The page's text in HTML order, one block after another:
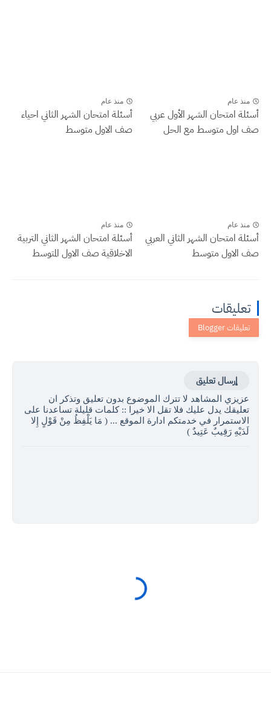
منذ عام
أسئلة امتحان الشهر الأول عربي
صف اول متوسط مع الحل
منذ عام
أسئلة امتحان الشهر الثاني احياء
صف الاول متوسط
منذ عام
أسئلة امتحان الشهر الثاني العربي
صف الاول متوسط
منذ عام
أسئلة امتحان الشهر الثاني التربية
الاخلاقية صف الاول المتوسط
تعليقات
إرسال تعليق
عزيزي المشاهد لا تترك الموضوع بدون تعليق وتذكر ان
تعليقك يدل عليك فلا تقل الا خيرا :: كلمات قليلة تساعدنا على
الاستمرار في خدمتكم ادارة الموقع ... ( مَا يَلْفِظُ مِنْ قَوْلٍ إِلا
لَدَيْهِ رَقِيبٌ عَتِيدٌ )